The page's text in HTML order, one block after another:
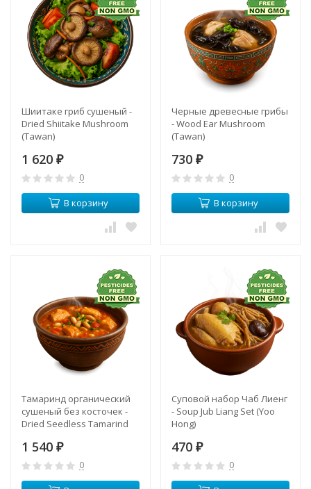
Шиитаке гриб сушеный -
Dried Shiitake Mushroom
(Tawan)
1 620 ₽
0
В корзину
Черные древесные грибы
- Wood Ear Mushroom
(Tawan)
730 ₽
0
В корзину
Тамаринд органический
сушеный без косточек -
Dried Seedless Tamarind
1 540 ₽
0
Суповой набор Чаб Лиенг
- Soup Jub Liang Set (Yoo
Hong)
470 ₽
0